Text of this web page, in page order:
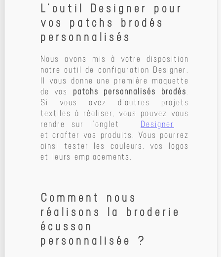
L’outil Designer pour
vos patchs brodés
personnalisés
Nous avons mis à votre disposition
notre outil de configuration Designer.
Il vous donne une première maquette
de vos patchs personnalisés brodés.
Si vous avez d’autres projets
textiles à réaliser, vous pouvez vous
rendre sur l’onglet
Designer
et crafter vos produits. Vous pourrez
ainsi tester les couleurs, vos logos
et leurs emplacements.
Comment nous
réalisons la broderie
écusson
personnalisée ?